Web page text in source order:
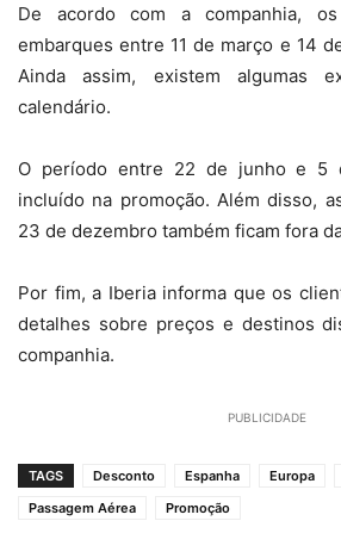
De acordo com a companhia,
embarques entre 11 de março e 14
Ainda assim, existem algumas
calendário.
O período entre 22 de junho e 5
incluído na promoção. Além disso,
23 de dezembro também ficam fora
Por fim, a Iberia informa que os
detalhes sobre preços e destinos
companhia.
PUBLICIDADE
TAGS Desconto Espanha Europa
Passagem Aérea
Promoção